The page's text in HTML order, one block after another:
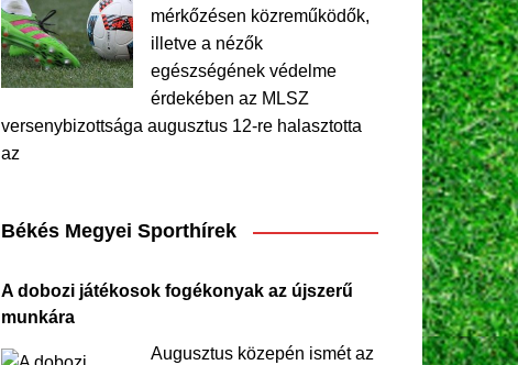
mérkőzésen közreműködők,
illetve a nézők
egészségének védelme
érdekében az MLSZ
versenybizottsága augusztus 12-re halasztotta
az
Békés Megyei Sporthírek
A dobozi játékosok fogékonyak az újszerű
munkára
Augusztus közepén ismét az